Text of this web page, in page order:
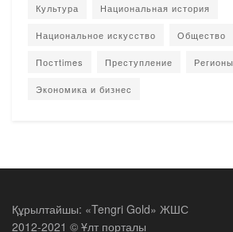
Культура Национальная история
Национальное искусство Общество
Постtimes Преступление Регионы
Экономика и бизнес
Құрылтайшы: «Tengri Gold» ЖШС
2012-2021 © Ұлт порталы